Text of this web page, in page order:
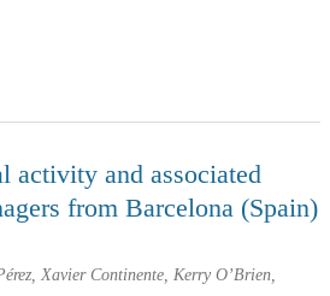
activity and associated
from Barcelona (Spain)
Xavier Continente, Kerry O’Brien,